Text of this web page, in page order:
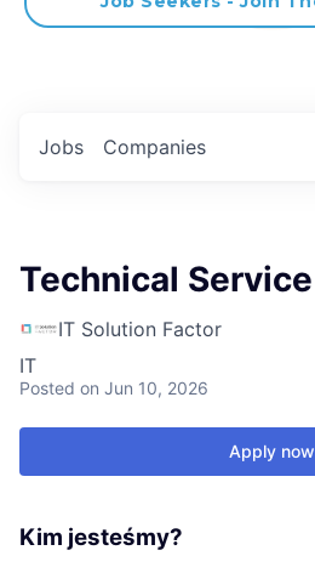
Jobs Companies
Technical
IT Solution Factor
IT
Posted on Jun 10, 2026
Apply now
Kim jesteśmy?